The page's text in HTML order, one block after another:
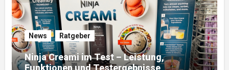
News Ratgeber
Ninja Creami im Test – Leistung,
Funktionen und Testergebnisse